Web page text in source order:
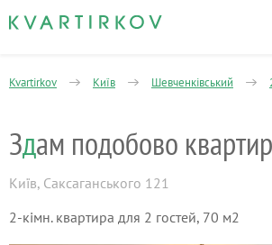
Kvartirkov Київ Шевченківський
Здам подобово
Київ, Саксаганського 121
2-кімн. квартира для 2 гостей, 70 м2